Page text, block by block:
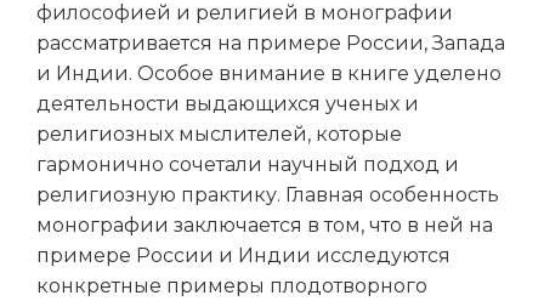
философией и религией в монографии
рассматривается на примере России, Запада
и Индии. Особое внимание в книге уделено
деятельности выдающихся ученых и
религиозных мыслителей, которые
гармонично сочетали научный подход и
религиозную практику. Главная особенность
монографии заключается в том, что в ней на
примере России и Индии исследуются
конкретные примеры плодотворного